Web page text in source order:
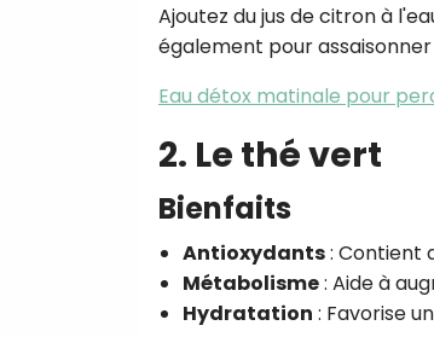
Ajoutez du jus de citron à
également pour
Eau détox matinale pour
2. Le thé vert
Bienfaits
Antioxydants: Contient
Métabolisme: Aide à
Hydratation : Favorise